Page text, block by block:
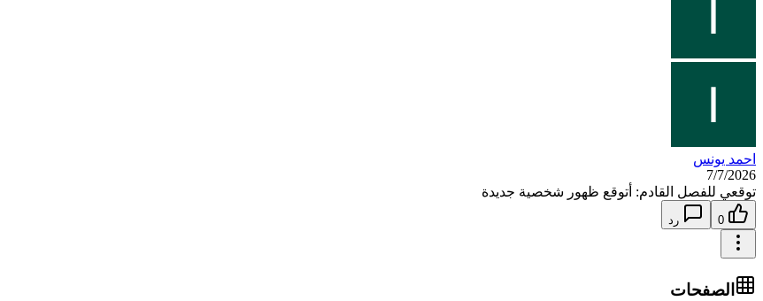
احمد يونس
7/7/2026
توقعي للفصل القادم: أتوقع ظهور شخصية جديدة
0 رد
الصفحات